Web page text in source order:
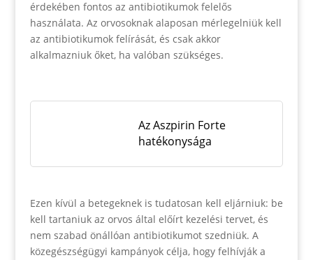
érdekében fontos az antibiotikumok felelős
használata. Az orvosoknak alaposan mérlegelniük kell
az antibiotikumok felírását, és csak akkor
alkalmazniuk őket, ha valóban szükséges.
Az Aszpirin Forte
hatékonysága
Ezen kívül a betegeknek is tudatosan kell eljárniuk: be
kell tartaniuk az orvos által előírt kezelési tervet, és
nem szabad önállóan antibiotikumot szedniük. A
közegészségügyi kampányok célja, hogy felhívják a